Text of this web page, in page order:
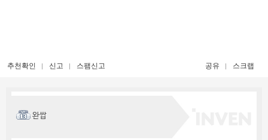
추천확인 신고 스팸신고 공유 스크랩
완쌉